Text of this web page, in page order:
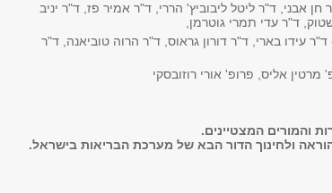
חן אבני, ד"ר ליטל ליבוביץ' הררי, ד"ר אמיר פז, ד"ר יניב
ד"ר עדי תמרי גוטרמן,
ד"ר עידו בארי, ד"ר דורון גראוס, ד"ר הרוה טוביאנה, ד"ר
מרטין אליס, פרופ' אורי רוזובסקי
והמורים המצטיינים.
ולחינוך הדור הבא של מערכת הבריאות בישראל.